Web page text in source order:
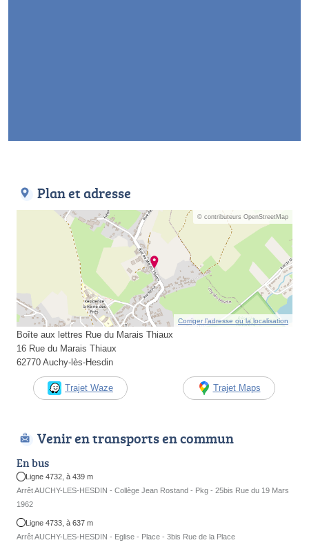
Plan et adresse
© contributeurs OpenStreetMap
Corriger l’adresse ou la localisation
Boîte aux lettres Rue du Marais Thiaux
16 Rue du Marais Thiaux
62770 Auchy-lès-Hesdin
Trajet Waze Trajet Maps
Venir en transports en commun
En bus
Ligne 4732, à 439 m
Arrêt AUCHY-LES-HESDIN - Collège Jean Rostand - Pkg - 25bis Rue du 19 Mars
1962
Ligne 4733, à 637 m
Arrêt AUCHY-LES-HESDIN - Eglise - Place - 3bis Rue de la Place